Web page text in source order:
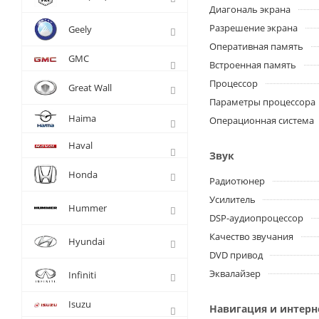
Диагональ экрана
Разрешение экрана
Оперативная память
Встроенная память
Процессор
Параметры процессора
Операционная система
Звук
Радиотюнер
Усилитель
DSP-аудиопроцессор
Качество звучания
DVD привод
Эквалайзер
Навигация и
Geely
GMC
Great Wall
Haima
Haval
Honda
Hummer
Hyundai
Infiniti
Isuzu